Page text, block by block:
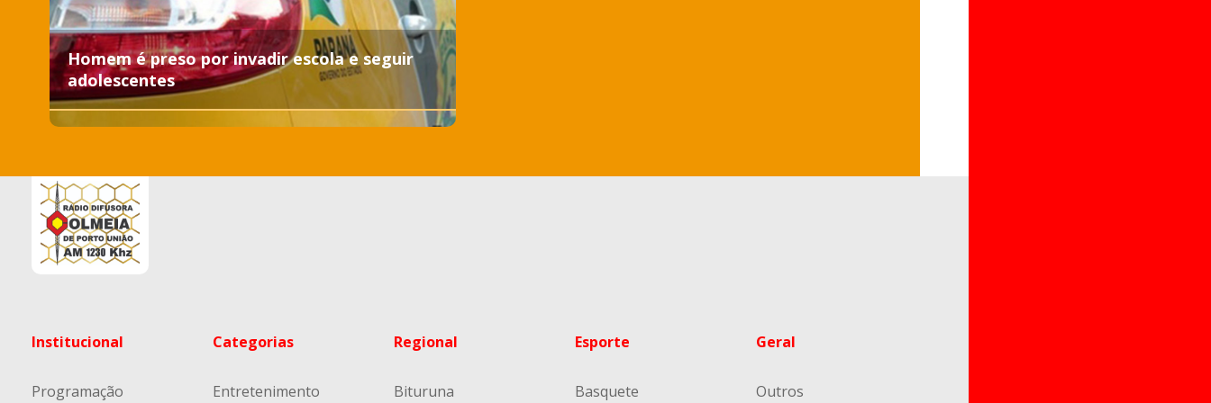
Homem é preso por invadir escola e seguir
adolescentes
Institucional
Programação
Categorias
Entretenimento
Regional
Bituruna
Esporte
Basquete
Geral
Outros